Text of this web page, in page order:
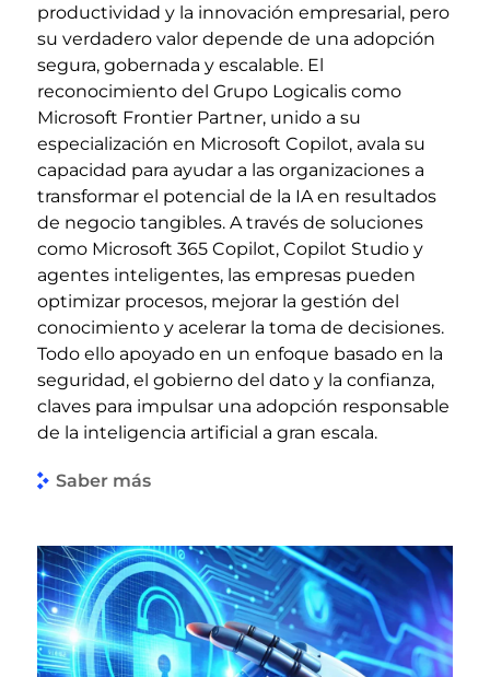
productividad y la innovación empresarial, pero
su verdadero valor depende de una adopción
segura, gobernada y escalable. El
reconocimiento del Grupo Logicalis como
Microsoft Frontier Partner, unido a su
especialización en Microsoft Copilot, avala su
capacidad para ayudar a las organizaciones a
transformar el potencial de la IA en resultados
de negocio tangibles. A través de soluciones
como Microsoft 365 Copilot, Copilot Studio y
agentes inteligentes, las empresas pueden
optimizar procesos, mejorar la gestión del
conocimiento y acelerar la toma de decisiones.
Todo ello apoyado en un enfoque basado en la
seguridad, el gobierno del dato y la confianza,
claves para impulsar una adopción responsable
de la inteligencia artificial a gran escala.
Saber más